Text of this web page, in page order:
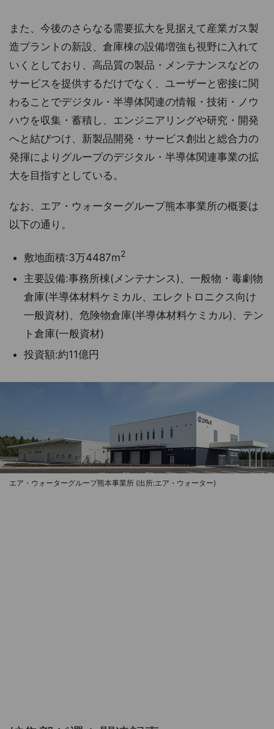
また、今後のさらなる需要拡大を見据えて産業ガス製
造プラントの新設、倉庫棟の設備増強も視野に入れて
いくとしており、高品質の製品・メンテナンスなどの
サービスを提供するだけでなく、ユーザーと密接に関
わることでデジタル・半導体関連の情報・技術・ノウ
ハウを収集・蓄積し、エンジニアリングや研究・開発
へと結びつけ、新製品開発・サービス創出と総合力の
発揮によりグループのデジタル・半導体関連事業の拡
大を目指すとしている。
なお、エア・ウォーターグループ熊本事業所の概要は
以下の通り。
敷地面積:3万4487m2
主要設備:事務所棟(メンテナンス)、一般物・毒劇物
倉庫(半導体材料ケミカル、エレクトロニクス向け
一般資材)、危険物倉庫(半導体材料ケミカル)、テン
ト倉庫(一般資材)
投資額:約11億円
エア・ウォーターグループ熊本事業所 (出所:エア・ウォーター)